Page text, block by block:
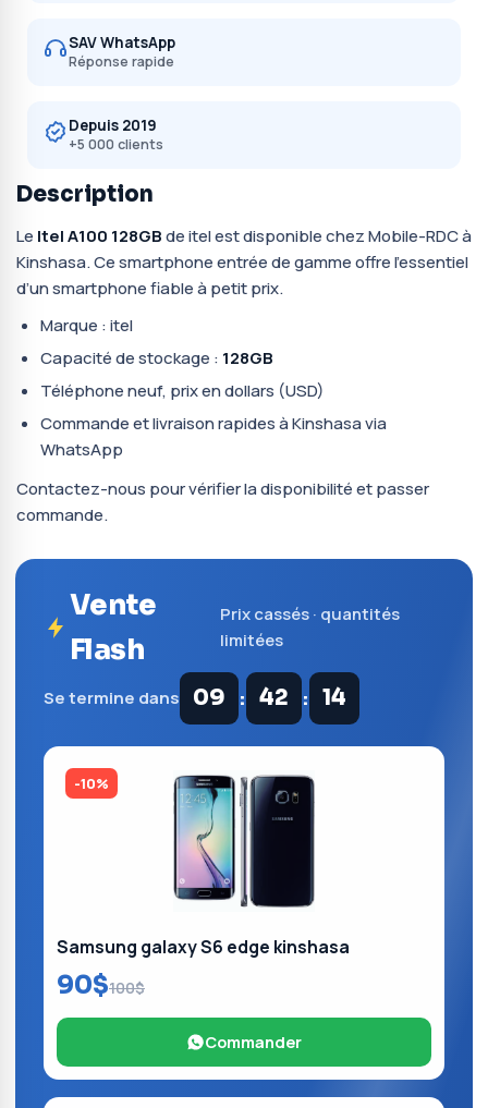
SAV WhatsApp
Réponse rapide
Depuis 2019
+5 000 clients
Description
Le Itel A100 128GBde itel est disponible chez Mobile-RDC à
Kinshasa. Ce smartphone entrée de gamme offre l’essentiel
d’un smartphone fiable à petit prix.
Marque : itel
Capacité de stockage : 128GB
Téléphone neuf, prix en dollars (USD)
Commande et livraison rapides à Kinshasa via
WhatsApp
Contactez-nous pour vérifier la disponibilité et passer
commande.
Vente
Flash
Prix cassés · quantités
limitées
Se termine dans 09 : 42 : 13
-10%
Samsung galaxy S6 edge kinshasa
90$100$
Commander